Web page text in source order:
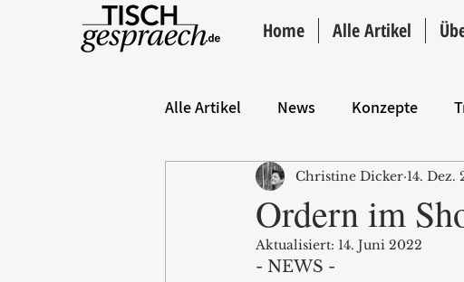
Home Alle Artikel
Alle Artikel News Konzepte
Hintergrund ANZEIGE Intro
Ordern im
Christine Dicker 14. Dez.
Aktualisiert: 14. Juni 2022
- NEWS -